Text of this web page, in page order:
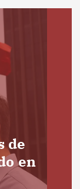
de
en